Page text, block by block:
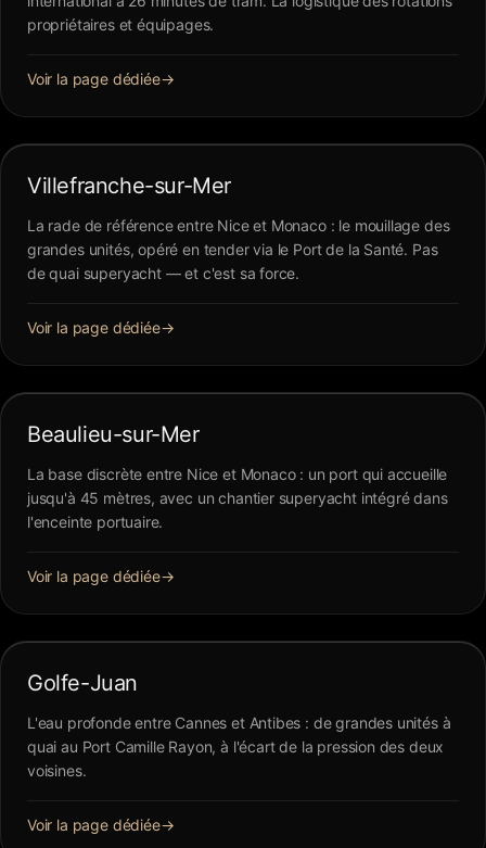
propriétaires et équipages.
Voir la page dédiée→
Villefranche-sur-Mer
La rade de référence entre Nice et Monaco : le mouillage des
grandes unités, opéré en tender via le Port de la Santé. Pas
de quai superyacht — et c'est sa force.
Voir la page dédiée→
Beaulieu-sur-Mer
La base discrète entre Nice et Monaco : un port qui accueille
jusqu'à 45 mètres, avec un chantier superyacht intégré dans
l'enceinte portuaire.
Voir la page dédiée→
Golfe-Juan
L'eau profonde entre Cannes et Antibes : de grandes unités à
quai au Port Camille Rayon, à l'écart de la pression des deux
voisines.
Voir la page dédiée→